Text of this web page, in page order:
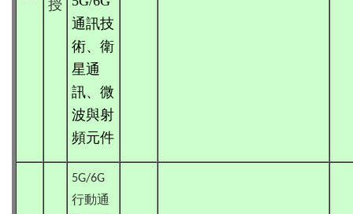
授
通訊技
術、衛
星通
訊、 微
波與射
頻元件
5G/6G
行動通